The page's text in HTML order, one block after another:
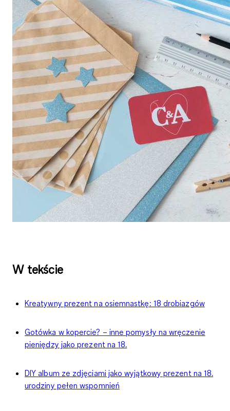
W tekście
Kreatywny prezent na osiemnastkę: 18 drobiazgów
Gotówka w kopercie? – inne pomysły na wręczenie
pieniędzy jako prezent na 18.
DIY album ze zdjęciami jako wyjątkowy prezent na 18.
urodziny pełen wspomnień